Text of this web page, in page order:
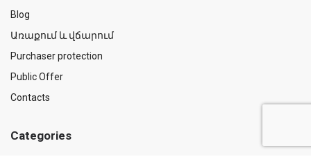
Blog
Առաքում և վճարում
Purchaser protection
Public Offer
Contacts
Categories